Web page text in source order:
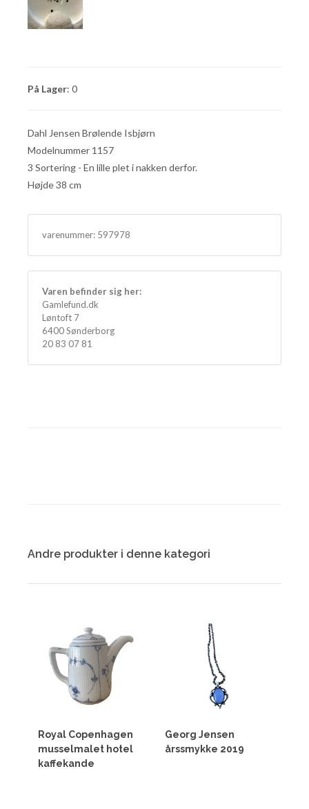
På Lager: 0
Dahl Jensen Brølende Isbjørn
Modelnummer 1157
3 Sortering - En lille plet i nakken derfor.
Højde 38 cm
varenummer: 597978
Varen befinder sig her:
Gamlefund.dk
Løntoft 7
6400 Sønderborg
20 83 07 81
Andre produkter i denne kategori
Royal Copenhagen
musselmalet hotel
kaffekande
Georg Jensen
årssmykke 2019